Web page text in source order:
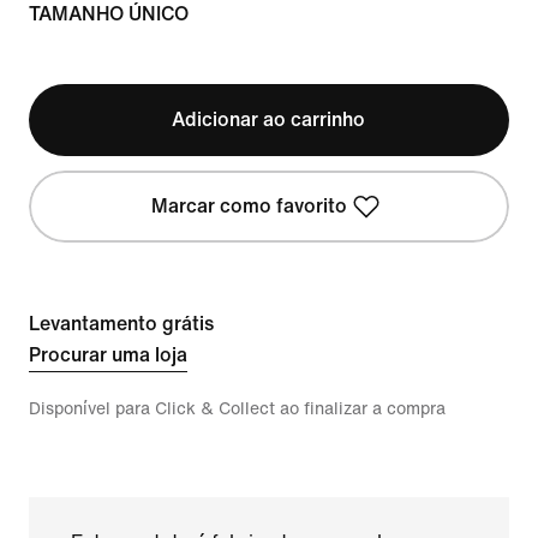
TAMANHO ÚNICO
Adicionar ao carrinho
Marcar como favorito
Levantamento grátis
Procurar uma loja
Disponível para Click & Collect ao finalizar a compra